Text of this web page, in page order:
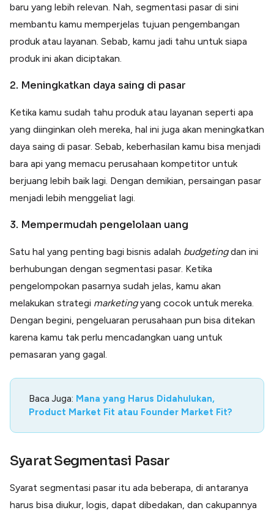
baru yang lebih relevan. Nah, segmentasi pasar di sini
membantu kamu memperjelas tujuan pengembangan
produk atau layanan. Sebab, kamu jadi tahu untuk siapa
produk ini akan diciptakan.
2. Meningkatkan daya saing di pasar
Ketika kamu sudah tahu produk atau layanan seperti apa
yang diinginkan oleh mereka, hal ini juga akan meningkatkan
daya saing di pasar. Sebab, keberhasilan kamu bisa menjadi
bara api yang memacu perusahaan kompetitor untuk
berjuang lebih baik lagi. Dengan demikian, persaingan pasar
menjadi lebih menggeliat lagi.
3. Mempermudah pengelolaan uang
Satu hal yang penting bagi bisnis adalah budgetingdan ini
berhubungan dengan segmentasi pasar. Ketika
pengelompokan pasarnya sudah jelas, kamu akan
melakukan strategi marketingyang cocok untuk mereka.
Dengan begini, pengeluaran perusahaan pun bisa ditekan
karena kamu tak perlu mencadangkan uang untuk
pemasaran yang gagal.
Baca Juga: Mana yang Harus Didahulukan,
Product Market Fit atau Founder Market Fit?
Syarat Segmentasi Pasar
Syarat segmentasi pasar itu ada beberapa, di antaranya
harus bisa diukur, logis, dapat dibedakan, dan cakupannya